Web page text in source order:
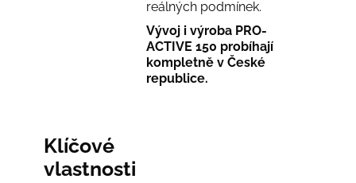
reálných podmínek.
Vývoj i výroba PRO-
ACTIVE 150 probíhají
kompletně v České
republice.
Klíčové
vlastnosti